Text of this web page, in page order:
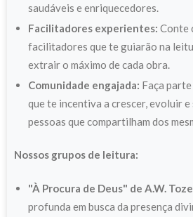
saudáveis e enriquecedores.
Facilitadores experientes: Conte
facilitadores que te guiarão na
extrair o máximo de cada obra.
Comunidade engajada: Faça
que te incentiva a crescer, evoluir e
pessoas que compartilham dos
Nossos grupos de leitura:
"À Procura de Deus" de A.W.
profunda em busca da presença